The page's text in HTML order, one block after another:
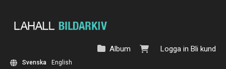
Logga in Bli kund
Album
Svenska English